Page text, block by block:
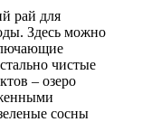
рай для
Здесь можно
чистые
– озеро
сосны